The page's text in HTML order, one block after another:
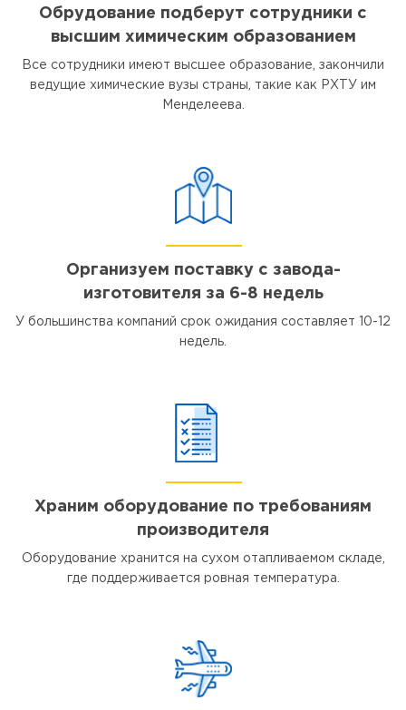
Обрудование подберут сотрудники с
высшим химическим образованием
Все сотрудники имеют высшее образование, закончили
ведущие химические вузы страны, такие как РХТУ им
Менделеева.
Организуем поставку с завода-
изготовителя за 6-8 недель
У большинства компаний срок ожидания составляет 10-12
недель.
Храним оборудование по требованиям
производителя
Оборудование хранится на сухом отапливаемом складе,
где поддерживается ровная температура.